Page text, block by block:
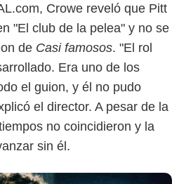
Crowe reveló que Pitt
"El club de la pelea" y no se
de Casi famosos. "El rol
Era uno de los
el guion, y él no pudo
el director. A pesar de la
no coincidieron y la
sin él.